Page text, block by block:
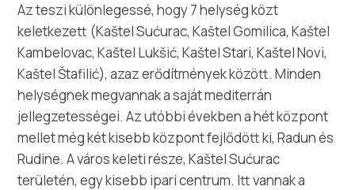
Rendeltetési hely
Mit kell tenni?
Info
Multimédia
Az teszi különlegessé, hogy 7 helység közt
keletkezett (Kaštel Sućurac, Kaštel Gomilica, Kaštel
Kambelovac, Kaštel Lukšić, Kaštel Stari, Kaštel Novi,
Kaštel Štafilić), azaz erődítmények között. Minden
helységnek megvannak a saját mediterrán
jellegzetességei. Az utóbbi években a hét központ
mellet még két kisebb központ fejlődött ki, Radun és
Rudine. A város keleti része, Kaštel Sućurac
területén, egy kisebb ipari centrum. Itt vannak a